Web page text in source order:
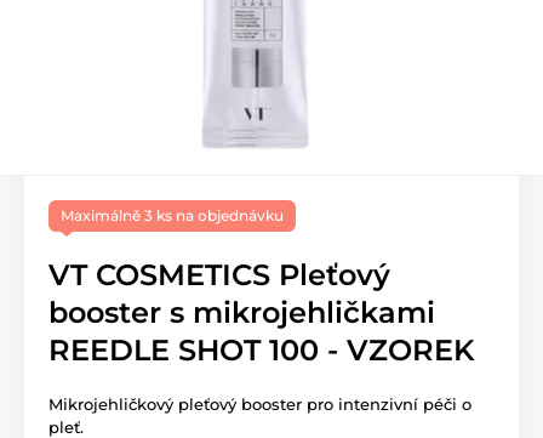
Maximálně 3 ks na objednávku
VT COSMETICS Pleťový
booster s mikrojehličkami
REEDLE SHOT 100 - VZOREK
Mikrojehličkový pleťový booster pro intenzivní péči o
pleť.